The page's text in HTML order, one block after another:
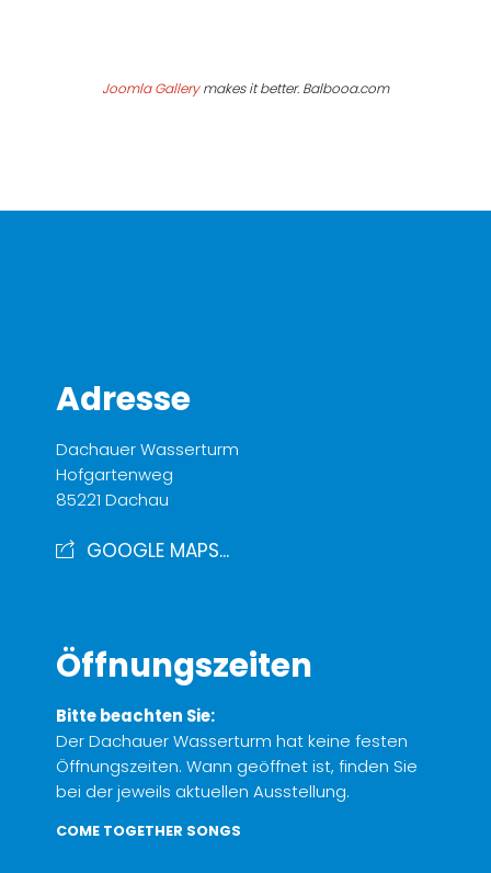
Joomla Gallerymakes it better. Balbooa.com
Adresse
Dachauer Wasserturm
Hofgartenweg
85221 Dachau
GOOGLE MAPS...
Öffnungszeiten
Bitte beachten Sie:
Der Dachauer Wasserturm hat keine festen
Öffnungszeiten. Wann geöffnet ist, finden Sie
bei der jeweils aktuellen Ausstellung.
COME TOGETHER SONGS